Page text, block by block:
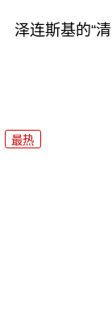
泽连斯基的“
最热